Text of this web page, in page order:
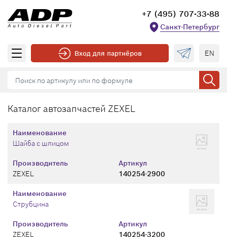
+7 (495) 707-33-88
Санкт-Петербург
Вход для партнёров EN
Каталог автозапчастей ZEXEL
Производитель
ZEXEL
Артикул
140254-2900
Наименование
Шайба с шлицом
Производитель
ZEXEL
Артикул
140254-3200
Наименование
Струбцина